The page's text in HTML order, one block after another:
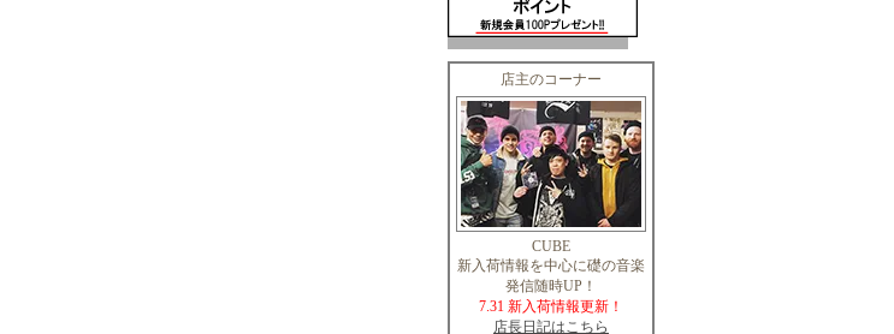
店主のコーナー
CUBE
新入荷情報を中心に礎の音楽
発信随時UP！
7.31 新入荷情報更新！
店長日記はこちら